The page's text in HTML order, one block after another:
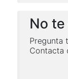
No
Pregunta
Contacta